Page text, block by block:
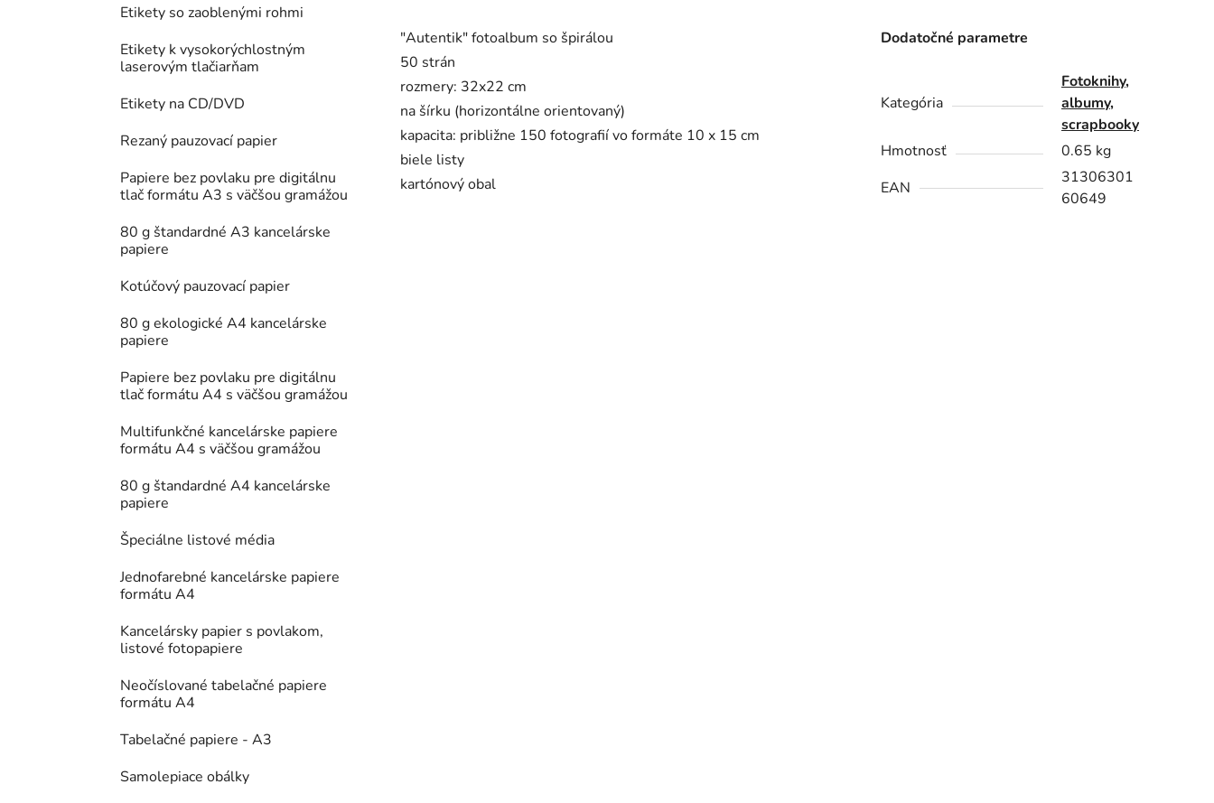
Etikety so zaoblenými rohmi
Etikety k vysokorýchlostným
laserovým tlačiarňam
Etikety na CD/DVD
Rezaný pauzovací papier
Papiere bez povlaku pre digitálnu
tlač formátu A3 s väčšou gramážou
80 g štandardné A3 kancelárske
papiere
Kotúčový pauzovací papier
80 g ekologické A4 kancelárske
papiere
Papiere bez povlaku pre digitálnu
tlač formátu A4 s väčšou gramážou
Multifunkčné kancelárske papiere
formátu A4 s väčšou gramážou
80 g štandardné A4 kancelárske
papiere
Špeciálne listové média
Jednofarebné kancelárske papiere
formátu A4
Kancelársky papier s povlakom,
listové fotopapiere
Neočíslované tabelačné papiere
formátu A4
Tabelačné papiere - A3
Samolepiace obálky
"Autentik" fotoalbum so špirálou
50 strán
rozmery: 32x22 cm
na šírku (horizontálne orientovaný)
kapacita: približne 150 fotografií vo formáte 10 x 15 cm
biele listy
kartónový obal
Dodatočné parametre
Kategória
Fotoknihy,
albumy,
scrapbooky
Hmotnosť
0.65 kg
EAN
31306301
60649